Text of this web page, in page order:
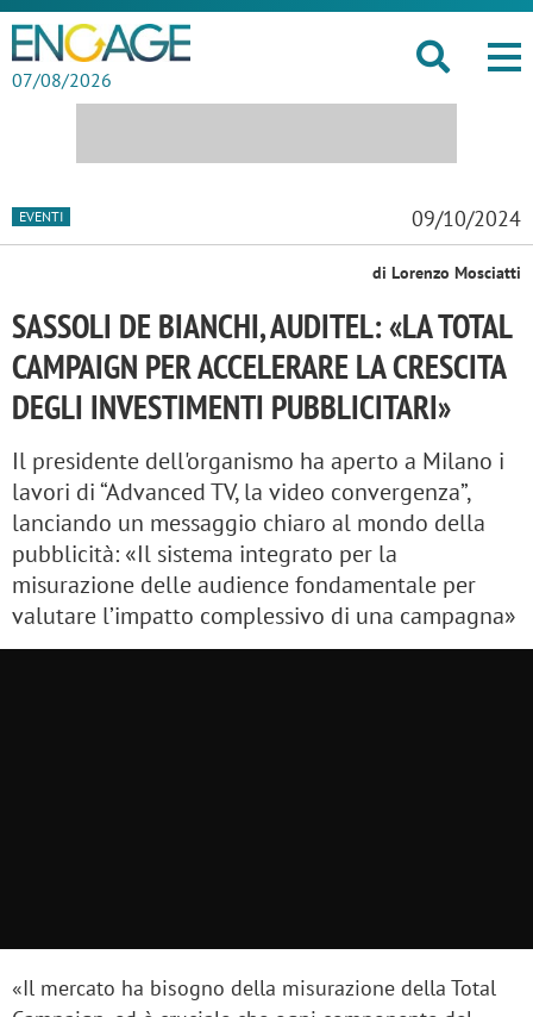
07/08/2026
EVENTI 09/10/2024
di Lorenzo Mosciatti
SASSOLI DE BIANCHI, AUDITEL: «LA TOTAL
CAMPAIGN PER ACCELERARE LA CRESCITA
DEGLI INVESTIMENTI PUBBLICITARI»
Il presidente dell'organismo ha aperto a Milano i
lavori di “Advanced TV, la video convergenza”,
lanciando un messaggio chiaro al mondo della
pubblicità: «Il sistema integrato per la
misurazione delle audience fondamentale per
valutare l’impatto complessivo di una campagna»
«Il mercato ha bisogno della misurazione della Total